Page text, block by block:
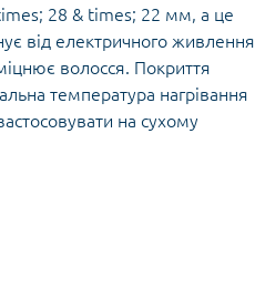
28 & times; 22 мм, а це
від електричного живлення
волосся. Покриття
температура нагрівання
на сухому